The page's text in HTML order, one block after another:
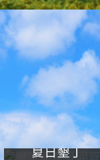
夏日墾丁